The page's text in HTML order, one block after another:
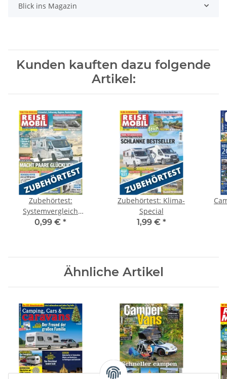
Blick ins Magazin
Kunden kauften dazu folgende
Artikel:
Zubehörtest:
Systemvergleich
Toiletten
0,99 € *
Zubehörtest: Klima-
Special
1,99 € *
Ähnliche Artikel